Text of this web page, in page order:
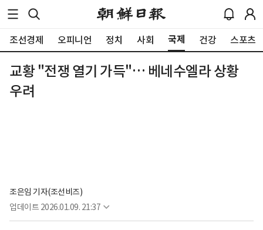
조선경제 오피니언 정치 사회 국제 건강 스포츠
교황 "전쟁 열기 가득"… 베네수엘라 상황
우려
조은임 기자(조선비즈)
업데이트 2026.01.09. 21:37